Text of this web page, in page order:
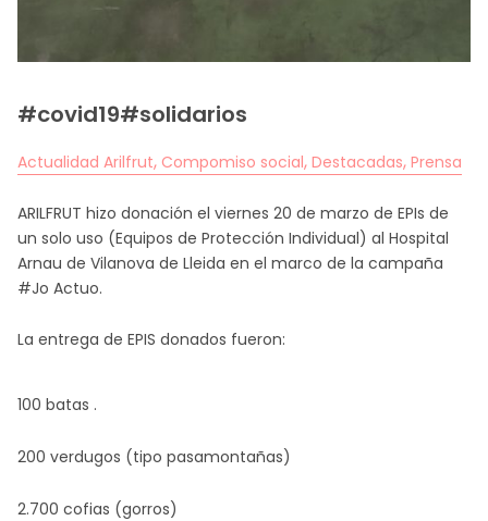
#covid19#solidarios
Actualidad Arilfrut, Compomiso social, Destacadas, Prensa
ARILFRUT hizo donación el viernes 20 de marzo de EPIs de
un solo uso (Equipos de Protección Individual) al Hospital
Arnau de Vilanova de Lleida en el marco de la campaña
#Jo Actuo.
La entrega de EPIS donados fueron:
100 batas .
200 verdugos (tipo pasamontañas)
2.700 cofias (gorros)